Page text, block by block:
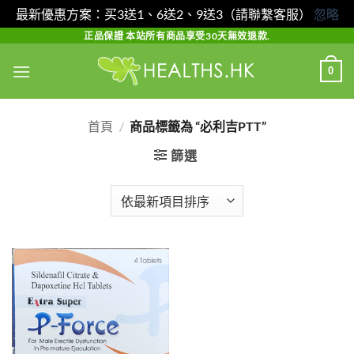
最新優惠方案：买3送1、6送2、9送3（請聯繫客服） 忽略
content
正品保證 本站所有商品享受30天無效退款.
0
首頁 / 商品標籤為 “必利吉PTT”
篩選